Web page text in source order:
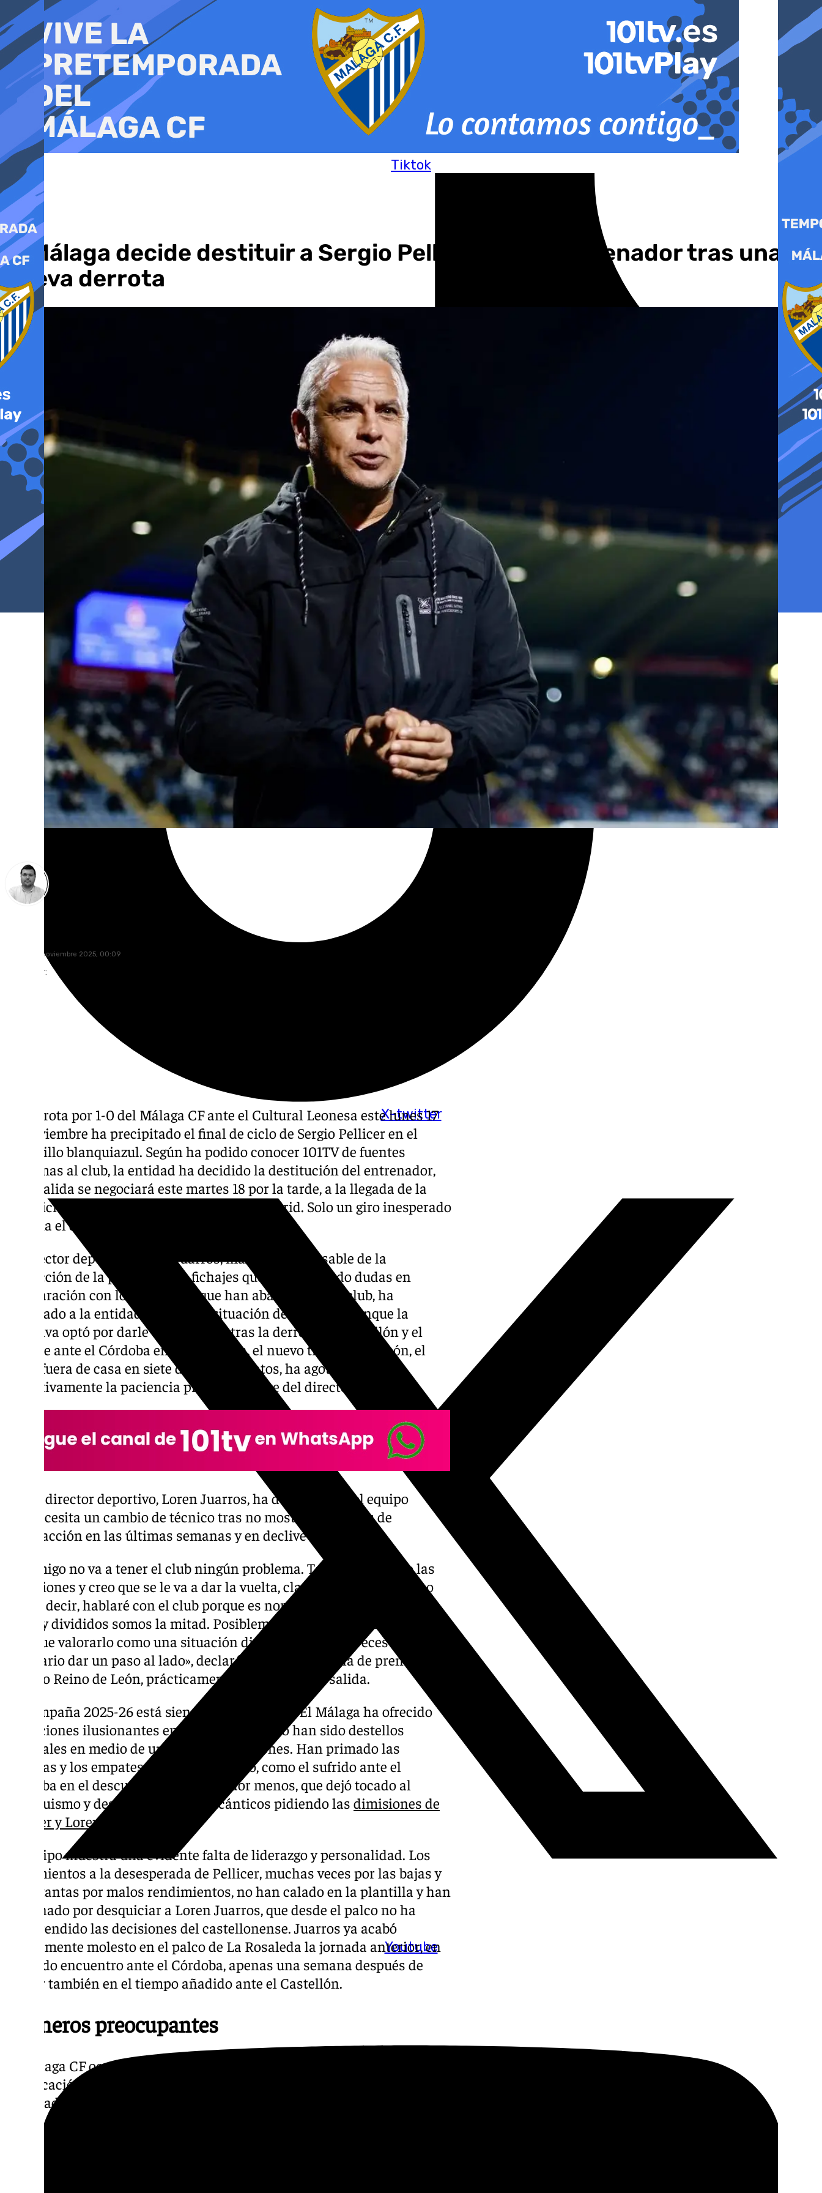
al
contenido
Tiktok
X-twitter
Youtube
El Málaga decide destituir a Sergio Pellicer como entrenador tras una
nueva derrota
martes, 18 noviembre 2025, 00:09
Compartir:
La derrota por 1-0 del Málaga CF ante el Cultural Leonesa este lunes 17
de noviembre ha precipitado el final de ciclo de Sergio Pellicer en el
banquillo blanquiazul. Según ha podido conocer 101TV de fuentes
próximas al club, la entidad ha decidido la destitución del entrenador,
cuya salida se negociará este martes 18 por la tarde, a la llegada de la
expedición a la ciudad tras pernoctar en Madrid. Solo un giro inesperado
evitaría el desenlace.
El director deportivo Loren Juarros, máximo responsable de la
confección de la plantilla y de fichajes que han generado dudas en
comparación con los jugadores que han abandonado el club, ha
solicitado a la entidad resolver la situación del técnico. Aunque la
directiva optó por darle continuidad tras la derrota en Castellón y el
empate ante el Córdoba en La Rosaleda, el nuevo tropiezo en León, el
sexto fuera de casa en siete desplazamientos, ha agotado
definitivamente la paciencia principalmente del director deportivo.
El director deportivo, Loren Juarros, ha decidido que el equipo
necesita un cambio de técnico tras no mostrar síntomas de
reacción en las últimas semanas y en declive
«Conmigo no va a tener el club ningún problema. Tengo fuerza. Veo las
situaciones y creo que se le va a dar la vuelta, claro que lo entiendo. Lo
puedo decir, hablaré con el club porque es normal. Unidos somos el
doble y divididos somos la mitad. Posiblemente, el entrenador divide.
Hay que valorarlo como una situación difícil y creo que a veces es
necesario dar un paso al lado», declaró Pellicer en la sala de prensa del
estadio Reino de León, prácticamente asumiendo su salida.
La campaña 2025-26 está siendo muy irregular. El Málaga ha ofrecido
actuaciones ilusionantes en La Rosaleda, pero han sido destellos
puntuales en medio de un mar de decepciones. Han primado las
derrotas y los empates con sabor amargo, como el sufrido ante el
Córdoba en el descuento con un jugador menos, que dejó tocado al
malaguismo y desató los primeros cánticos pidiendo las dimisiones de
Pellicer y Loren Juarros.
El equipo muestra una evidente falta de liderazgo y personalidad. Los
movimientos a la desesperada de Pellicer, muchas veces por las bajas y
otras tantas por malos rendimientos, no han calado en la plantilla y han
terminado por desquiciar a Loren Juarros, que desde el palco no ha
comprendido las decisiones del castellonense. Juarros ya acabó
visiblemente molesto en el palco de La Rosaleda la jornada anterior, en
el citado encuentro ante el Córdoba, apenas una semana después de
perder también en el tiempo añadido ante el Castellón.
Números preocupantes
El Málaga CF ocupa actualmente la decimoctava posición en la
clasificación de Segunda División con 15 puntos en 14 jornadas
disputadas. El balance de resultados refleja la irregularidad del equipo: 4
victorias, 3 empates y 7 derrotas, con 13 goles a favor y 16 en contra. El